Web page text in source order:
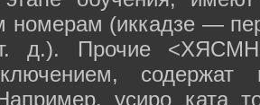
номерам (иккадзе —
д.). Прочие
содержат
усиро ката